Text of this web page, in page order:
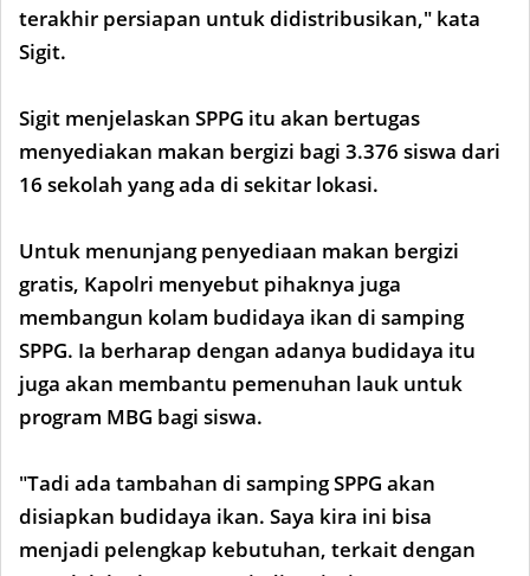
terakhir persiapan untuk didistribusikan," kata
Sigit.
Sigit menjelaskan SPPG itu akan bertugas
menyediakan makan bergizi bagi 3.376 siswa dari
16 sekolah yang ada di sekitar lokasi.
Untuk menunjang penyediaan makan bergizi
gratis, Kapolri menyebut pihaknya juga
membangun kolam budidaya ikan di samping
SPPG. Ia berharap dengan adanya budidaya itu
juga akan membantu pemenuhan lauk untuk
program MBG bagi siswa.
"Tadi ada tambahan di samping SPPG akan
disiapkan budidaya ikan. Saya kira ini bisa
menjadi pelengkap kebutuhan, terkait dengan